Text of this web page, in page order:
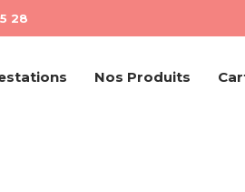
28
Nos Produits